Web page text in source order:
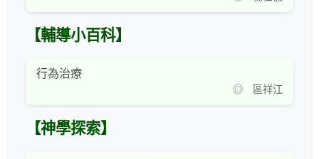
【輔導小百科】
行為治療
◎ 區祥江
【神學探索】